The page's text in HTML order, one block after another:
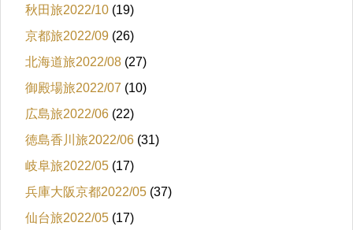
秋田旅2022/10 (19)
京都旅2022/09 (26)
北海道旅2022/08 (27)
御殿場旅2022/07 (10)
広島旅2022/06 (22)
徳島香川旅2022/06 (31)
岐阜旅2022/05 (17)
兵庫大阪京都2022/05 (37)
仙台旅2022/05 (17)